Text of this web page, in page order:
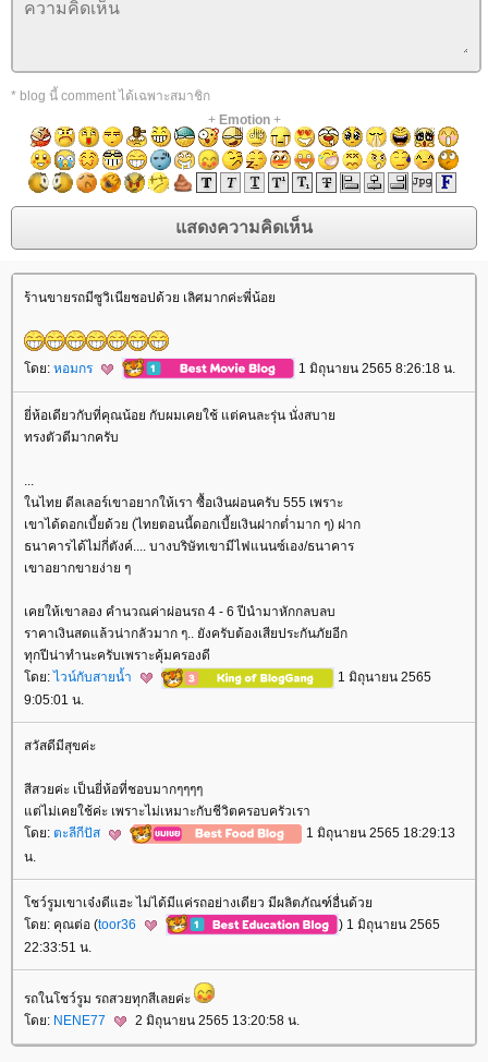
* blog นี้ comment ได้เฉพาะสมาชิก
+ Emotion+
ร้านขายรถมีซูวิเนียชอปด้วย เลิศมากค่ะพี่น้อ
ดย: หอมกร 1 มิถุนายน 2565 8:26:18 น.
ี่ห้อเดียวกับที่คุณน้อย กับผมเคยใช้ แต่คนละรุ่น นั่งสบา
ทรงตัวดีมากครับ
...
นไทย ดีลเลอร์เขาอยากให้เรา ซื้อเงินผ่อนครับ 555 เพราะ
เขาได้ดอกเบี้ยด้วย (ไทยตอนนี้ดอกเบี้ยเงินฝากต่ำมาก ๆ) ฝาก
ธนาคารได้ไม่กี่ตังค์.... บางบริษัทเขามีไฟแนนซ์เอง/ธนาคาร
เขาอยากขายง่าย ๆ
เคยให้เขาลอง คำนวณค่าผ่อนรถ 4 - 6 ปีนำมาหักกลบลบ
ราคาเงินสดแล้วน่ากลัวมาก ๆ.. ยังครับต้องเสียประกันภัยอีก
ทุกปีน่าทำนะครับเพราะคุ้มครองดี
ดย: ไวน์กับสายน้ำ
1 มิถุนายน 2565
9:05:01 น.
สวัสดีมีสุขค่ะ
สีสวยค่ะ เป็นยี่ห้อที่ชอบมากๆๆๆๆ
ต่ไม่เคยใช้ค่ะ เพราะไม่เหมาะกับชีวิตครอบครัวเรา
ดย: ตะลีกีปัส
1 มิถุนายน 2565 18:29:13
น.
ชว์รูมเขาเจ๋งดีแฮะ ไม่ได้มีแค่รถอย่างเดียว มีผลิตภัณฑ์อื่นด้ว
ดย: คุณต่อ (toor36
) 1 มิถุนายน 2565
22:33:51 น.
รถในโชว์รูม รถสวยทุกสีเลยค่ะ
ดย: NENE77 2 มิถุนายน 2565 13:20:58 น.